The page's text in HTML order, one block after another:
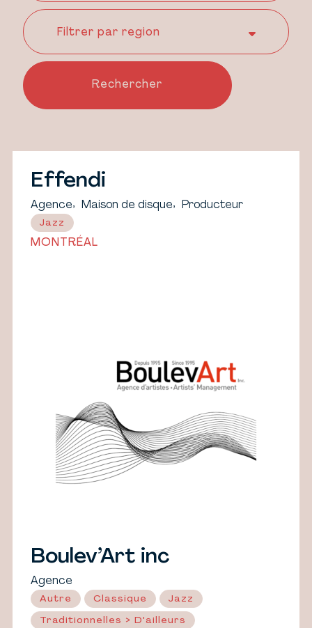
Effendi
Agence, Maison de disque, Producteur
Jazz
MONTRÉAL
Boulev’Art inc
Agence
Autre Classique Jazz
Traditionnelles > D'ailleurs